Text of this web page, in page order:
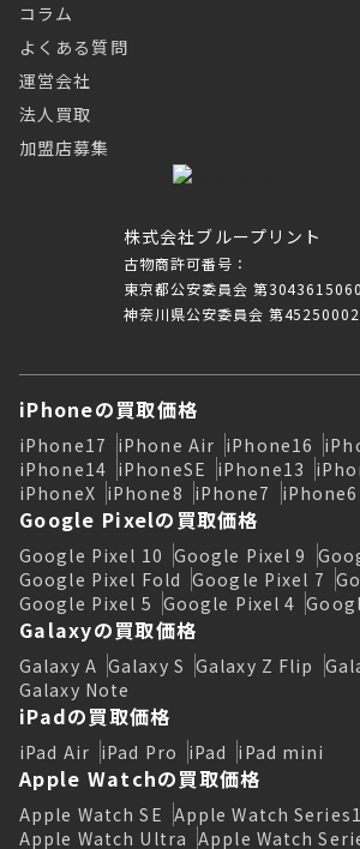
株式会社ブループリント
古物商許可番号：
東京都公安委員会 第
神奈川県公安委員会 第
コラム
よくある質問
運営会社
法人買取
加盟店募集
iPhoneの買取価格
iPhone17 iPhone Air iPhone16
iPhone14 iPhoneSE iPhone13
iPhoneX iPhone8 iPhone7 iPhone6
Google Pixelの買取価格
Google Pixel 10 Google Pixel 9
Google Pixel Fold Google Pixel 7
Google Pixel 5 Google Pixel 4
Galaxyの買取価格
Galaxy A Galaxy S Galaxy Z Flip
Galaxy Note
iPadの買取価格
iPad Air iPad Pro iPad iPad mini
Apple Watchの買取価格
Apple Watch SE Apple Watch
Apple Watch Ultra Apple Watch